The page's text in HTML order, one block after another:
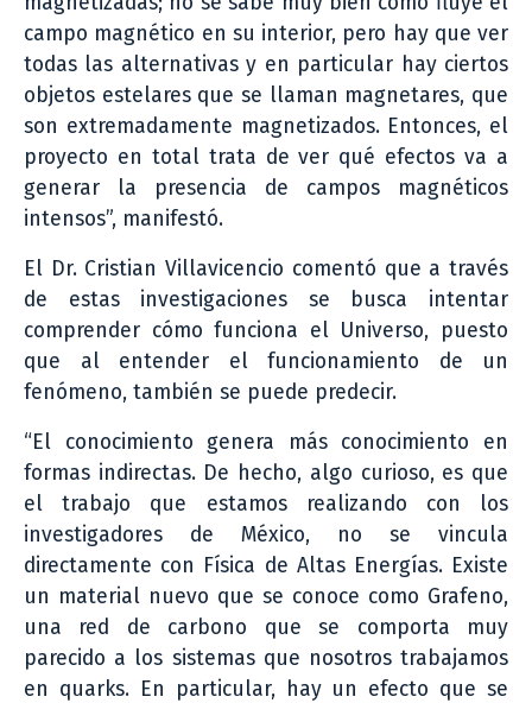
campo magnético en su interior, pero hay que ver
todas las alternativas y en particular hay ciertos
objetos estelares que se llaman magnetares, que
son extremadamente magnetizados. Entonces, el
proyecto en total trata de ver qué efectos va a
generar la presencia de campos magnéticos
intensos”, manifestó.
El Dr. Cristian Villavicencio comentó que a través
de estas investigaciones se busca intentar
comprender cómo funciona el Universo, puesto
que al entender el funcionamiento de un
fenómeno, también se puede predecir.
“El conocimiento genera más conocimiento en
formas indirectas. De hecho, algo curioso, es que
el trabajo que estamos realizando con los
investigadores de México, no se vincula
directamente con Física de Altas Energías. Existe
un material nuevo que se conoce como Grafeno,
una red de carbono que se comporta muy
parecido a los sistemas que nosotros trabajamos
en quarks. En particular, hay un efecto que se